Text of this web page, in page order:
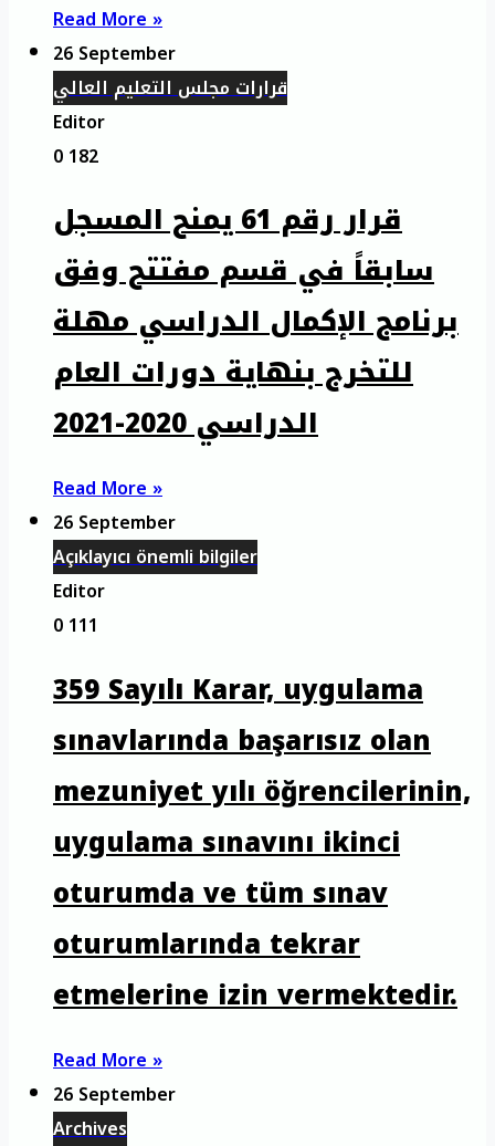
Read More »
26 September
قرارات مجلس التعليم العالي
Editor
0182
قرار رقم 61 يمنح المسجل
سابقاً في قسم مفتتح وفق
برنامج الإكمال الدراسي مهلة
للتخرج بنهاية دورات العام
الدراسي 2020-2021
Read More »
26 September
Açıklayıcı önemli bilgiler
Editor
0111
359 Sayılı Karar, uygulama
sınavlarında başarısız olan
mezuniyet yılı öğrencilerinin,
uygulama sınavını ikinci
oturumda ve tüm sınav
oturumlarında tekrar
etmelerine izin vermektedir.
Read More »
26 September
Archives